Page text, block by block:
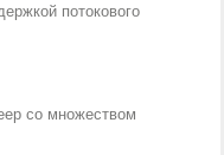
потокового
со множеством